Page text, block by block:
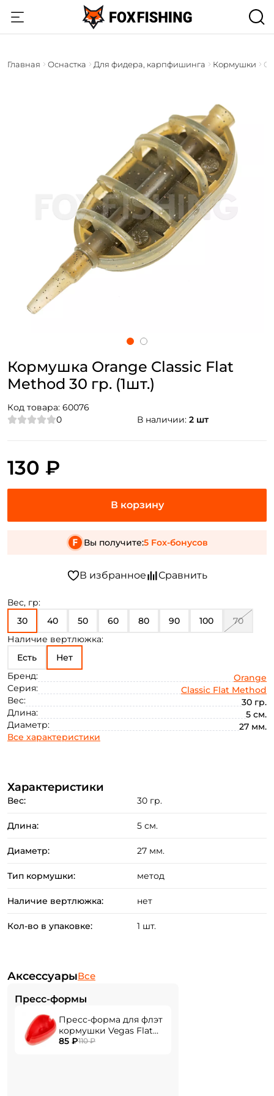
Главная Оснастка Для фидера, карпфишинга Кормушки
Кормушка Orange Classic Flat
Method 30 гр. (1шт.)
Код товара: 60076
0
В наличии: 2 шт
Вес, гр:
30
40 50 60 80 90 100
70
Наличие вертлюжка:
Есть
Нет
Бренд:
Orange
Серия:
Classic Flat Method
Вес:
30 гр.
Длина:
5 см.
Диаметр:
27 мм.
Все характеристики
130 ₽
Вы получите:5 Fox-бонусов
Характеристики
Вес: 30 гр.
Длина: 5 см.
Диаметр: 27 мм.
Тип кормушки: метод
Наличие вертлюжка: нет
Кол-во в упаковке: 1 шт.
АксессуарыВсе
Пресс-формы
Пресс-форма для флэт
кормушки Vegas Flat
Mould medium
85 ₽110 ₽
Создать аккаунт
ФИО: *